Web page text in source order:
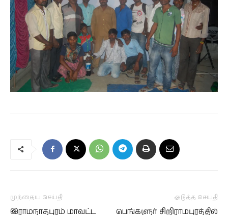
முந்தைய செய்தி
இராமநாதபுரம் மாவட்ட
அடுத்த செய்தி
பெங்களுர் சிறிராமபுரத்தில்